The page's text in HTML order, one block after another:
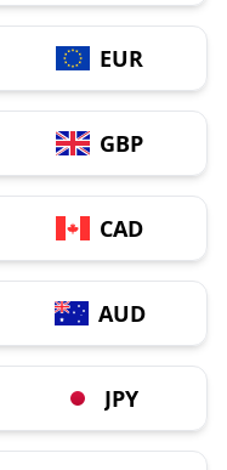
EUR
GBP
CAD
AUD
JPY